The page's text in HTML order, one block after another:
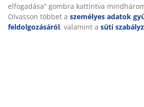
Kiszállítás